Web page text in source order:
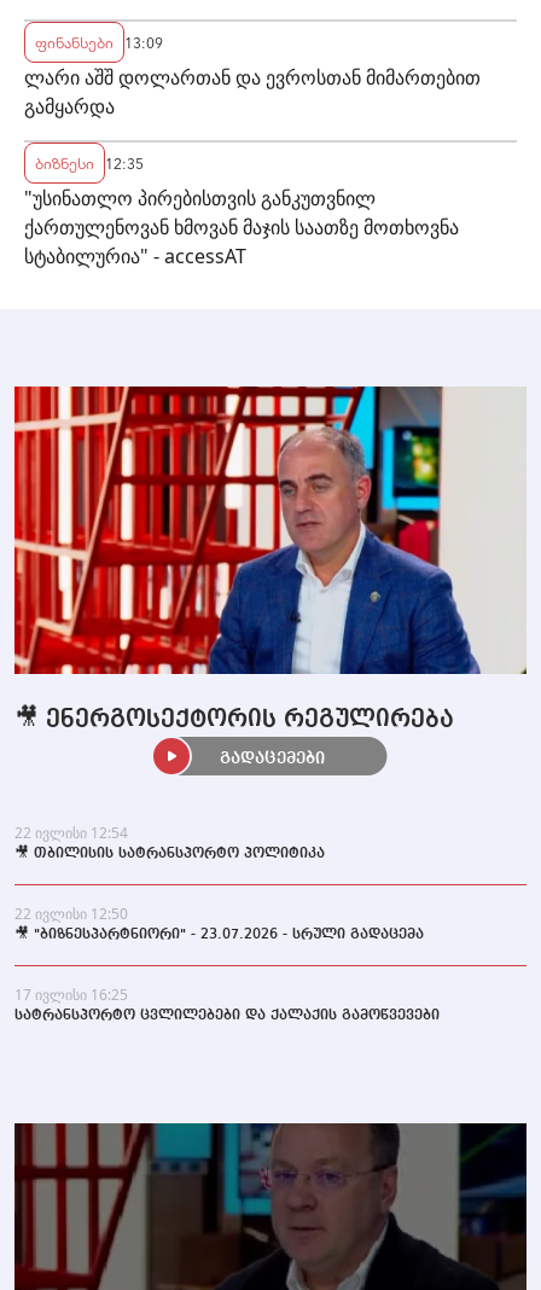
ფინანსები 13:09
ლარი აშშ დოლართან და ევროსთან მიმართებით
გამყარდა
ბიზნესი 12:35
"უსინათლო პირებისთვის განკუთვნილ
ქართულენოვან ხმოვან მაჯის საათზე მოთხოვნა
სტაბილურია" - accessAT
22 ივლისი 12:54
🎥 თბილისის სატრანსპორტო პოლიტიკა
22 ივლისი 12:50
🎥 "ბიზნესპარტნიორი" - 23.07.2026 - სრული გადაცემა
17 ივლისი 16:25
სატრანსპორტო ცვლილებები და ქალაქის გამოწვევები
🎥 ენერგოსექტორის რეგულირება
გადაცემები